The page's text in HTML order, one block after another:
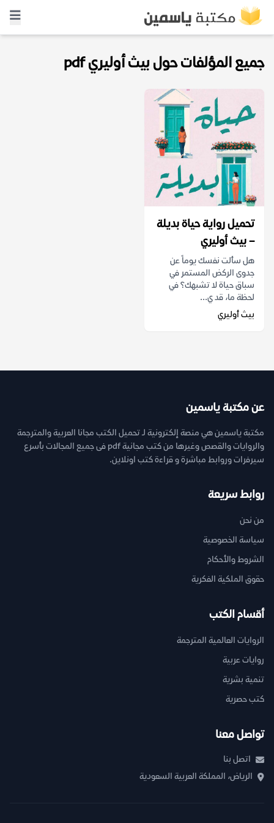
جميع المؤلفات حول بيث أوليري pdf
تحميل رواية حياة بديلة
– بيث أوليري
هل سألت نفسك يوماً عن
جدوى الركض المستمر في
سباق حياة لا تشبهك؟ في
لحظة ما، قد ي...
بيث أوليري
عن مكتبة ياسمين
مكتبة ياسمين هي منصة إلكترونية لـ تحميل الكتب مجانا العربية والمترجمة
والروايات والقصص وغيرها من كتب مجانية pdf فى جميع المجالات بأسرع
سيرفرات وروابط مباشرة و قراءة كتب اونلاين.
روابط سريعة
من نحن
سياسة الخصوصية
الشروط والأحكام
حقوق الملكية الفكرية
أقسام الكتب
الروايات العالمية المترجمة
روايات عربية
تنمية بشرية
كتب حصرية
تواصل معنا
اتصل بنا
الرياض، المملكة العربية السعودية